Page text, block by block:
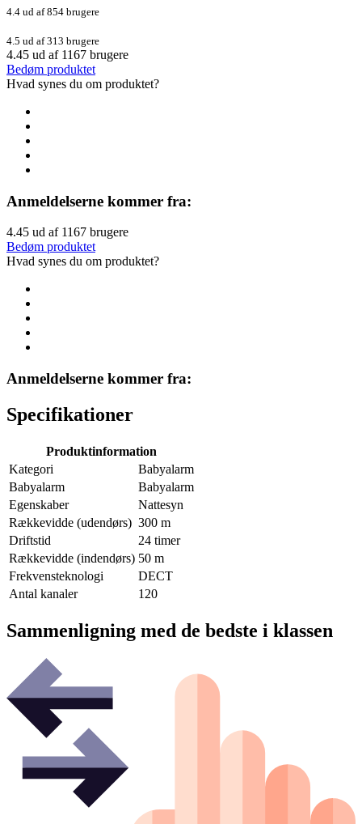
4.4 ud af 854 brugere
4.5 ud af 313 brugere
4.45 ud af 1167 brugere
Bedøm produktet
Hvad synes du om produktet?
Anmeldelserne kommer fra:
4.45 ud af 1167 brugere
Bedøm produktet
Hvad synes du om produktet?
Anmeldelserne kommer fra:
Specifikationer
Produktinformation
Kategori
Babyalarm
Babyalarm
Babyalarm
Egenskaber
Nattesyn
Rækkevidde (udendørs) 300 m
Driftstid
24 timer
Rækkevidde (indendørs) 50 m
Frekvensteknologi
DECT
Antal kanaler
120
Sammenligning med de bedste i klassen